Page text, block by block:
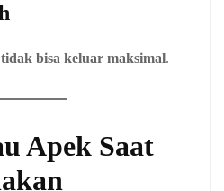
tidak bisa keluar maksimal.
Apek Saat